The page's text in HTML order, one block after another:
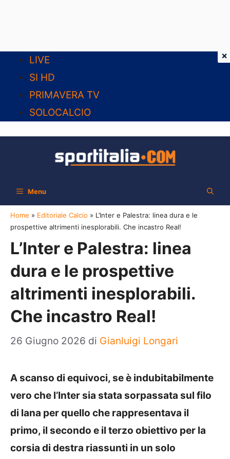
contenuto
LIVE
SI HD
PRIMAVERA TV
SOLOCALCIO
Menu
Home » Editoriale Calcio » L’Inter e Palestra: linea dura e le
prospettive altrimenti inesplorabili. Che incastro Real!
L’Inter e Palestra: linea
dura e le prospettive
altrimenti inesplorabili.
Che incastro Real!
26 Giugno 2026 di Gianluigi Longari
A scanso di equivoci, se è indubitabilmente
vero che l’Inter sia stata sorpassata sul filo
di lana per quello che rappresentava il
primo, il secondo e il terzo obiettivo per la
corsia di destra riassunti in un solo
×